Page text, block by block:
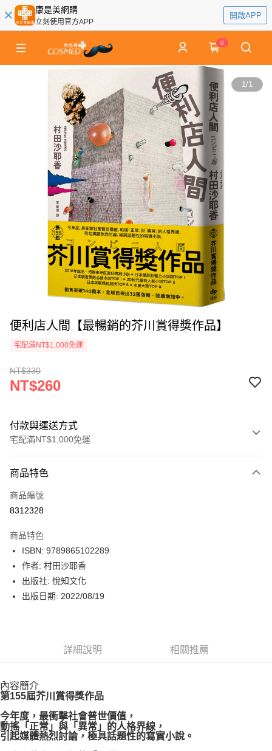
康是美網購
立刻使用官方APP
開啟APP
0
1/1
便利店人間【最暢銷的芥川賞得獎作品】
宅配滿NT$1,000免運
NT$330
NT$260
付款與運送方式
宅配滿NT$1,000免運
icash Pay
信用卡一次付款
LINE Pay
Apple Pay
街口支付
博客來商品配送方式
每筆NT$80，滿NT$1,000(含以上)免運費
商品特色
商品編號
8312328
商品特色
ISBN: 9789865102289
作者: 村田沙耶香
出版社: 悅知文化
出版日期: 2022/08/19
詳細說明 相關推薦
內容簡介
第155屆芥川賞得獎作品
今年度，最衝擊社會普世價值，
動搖「正常」與「異常」的人格界線，
引起媒體熱烈討論，極具話題性的寫實小說。